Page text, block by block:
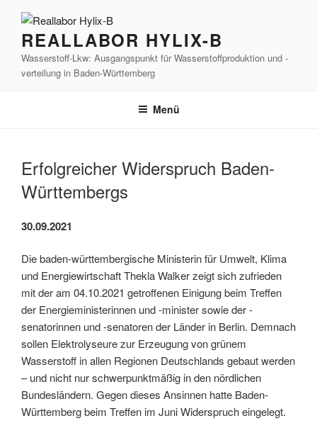
Inhalt
springenREALLABOR HYLIX-B
Wasserstoff-Lkw: Ausgangspunkt für Wasserstoffproduktion und -
verteilung in Baden-Württemberg
Menü
Erfolgreicher Widerspruch Baden-
Württembergs
30.09.2021
Die baden-württembergische Ministerin für Umwelt, Klima
und Energiewirtschaft Thekla Walker zeigt sich zufrieden
mit der am 04.10.2021 getroffenen Einigung beim Treffen
der Energieministerinnen und -minister sowie der -
senatorinnen und -senatoren der Länder in Berlin. Demnach
sollen Elektrolyseure zur Erzeugung von grünem
Wasserstoff in allen Regionen Deutschlands gebaut werden
– und nicht nur schwerpunktmäßig in den nördlichen
Bundesländern. Gegen dieses Ansinnen hatte Baden-
Württemberg beim Treffen im Juni Widerspruch eingelegt.